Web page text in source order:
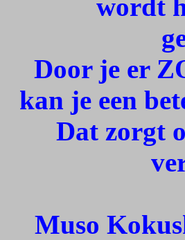
wordt
Door je er
kan je een
Dat zorgt
Muso